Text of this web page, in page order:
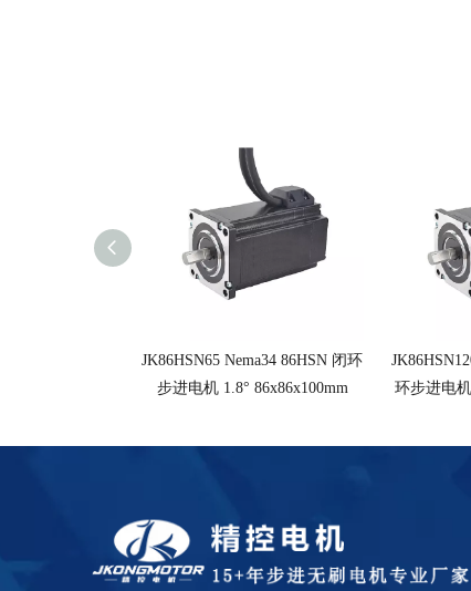
JK86HSN65 Nema34 86HSN 闭环
步进电机 1.8° 86x86x100mm
环步进电